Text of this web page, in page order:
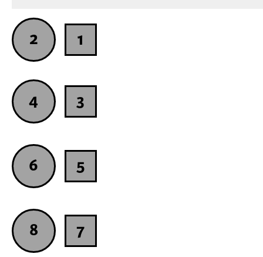
1
2
3
4
5
6
7
8